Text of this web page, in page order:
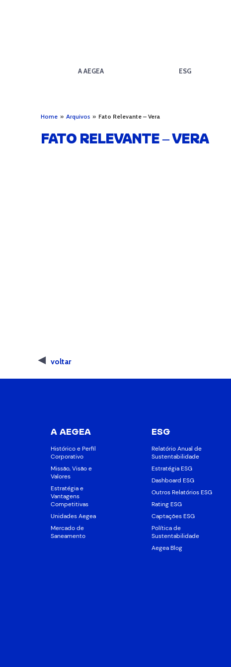
A AEGEA ESG
Home » Arquivos » Fato Relevante – Vera
FATO RELEVANTE – VERA
voltar
A AEGEA
Histórico e Perfil
Corporativo
Missão, Visão e
Valores
Estratégia e
Vantagens
Competitivas
Unidades Aegea
Mercado de
Saneamento
ESG
Relatório Anual de
Sustentabilidade
Estratégia ESG
Dashboard ESG
Outros Relatórios ESG
Rating ESG
Captações ESG
Política de
Sustentabilidade
Aegea Blog